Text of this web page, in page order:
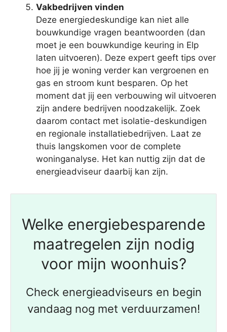
Vakbedrijven vinden
Deze energiedeskundige kan niet alle
bouwkundige vragen beantwoorden (dan
moet je een bouwkundige keuring in Elp
laten uitvoeren). Deze expert geeft tips over
hoe jij je woning verder kan vergroenen en
gas en stroom kunt besparen. Op het
moment dat jij een verbouwing wil uitvoeren
zijn andere bedrijven noodzakelijk. Zoek
daarom contact met isolatie-deskundigen
en regionale installatiebedrijven. Laat ze
thuis langskomen voor de complete
woninganalyse. Het kan nuttig zijn dat de
energieadviseur daarbij kan zijn.
Welke energiebesparende
maatregelen zijn nodig
voor mijn woonhuis?
Check energieadviseurs en begin
vandaag nog met verduurzamen!